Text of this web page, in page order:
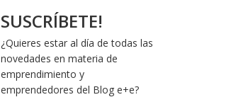
SUSCRÍBETE!
¿Quieres estar al día de todas las
novedades en materia de
emprendimiento y
emprendedores del Blog e+e?